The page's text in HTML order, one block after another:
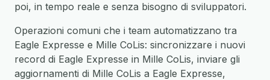
poi, in tempo reale e senza bisogno di sviluppatori.
Operazioni comuni che i team automatizzano tra
Eagle Expresse e Mille CoLis: sincronizzare i nuovi
record di Eagle Expresse in Mille CoLis, inviare gli
aggiornamenti di Mille CoLis a Eagle Expresse,